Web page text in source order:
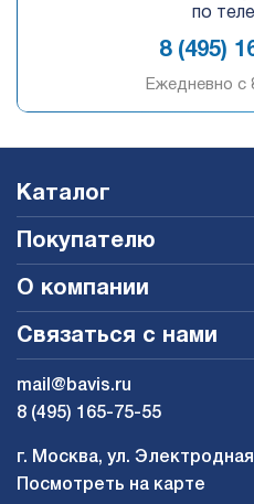
по
8 (495)
Ежедневно c
Каталог
Покупателю
О компании
Связаться с нами
mail@bavis.ru
8 (495) 165-75-55
г. Москва, ул.
Посмотреть на карте